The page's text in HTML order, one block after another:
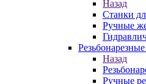
Назад
Станки
Ручные
Назад
Ручные